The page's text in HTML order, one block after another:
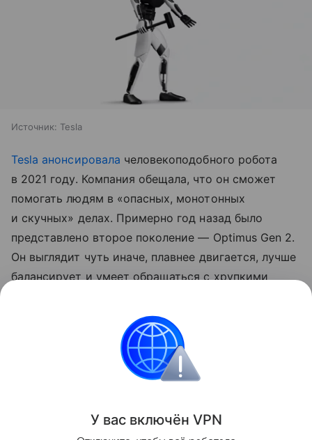
Источник: Tesla
Tesla анонсировала человекоподобного робота
в 2021 году. Компания обещала, что он сможет
помогать людям в «опасных, монотонных
и скучных» делах. Примерно год назад было
представлено второе поколение — Optimus Gen 2.
Он выглядит чуть иначе, плавнее двигается, лучше
балансирует и умеет обращаться с хрупкими
что производство Optimus может стартовать
Поделиться
У вас включён VPN